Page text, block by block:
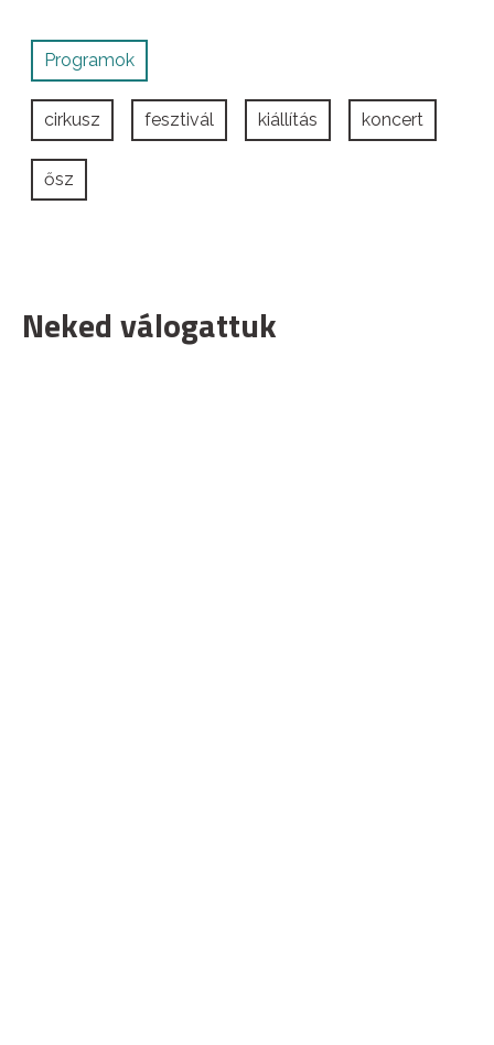
Programok
cirkusz fesztivál kiállítás koncert
ősz
Neked válogattuk